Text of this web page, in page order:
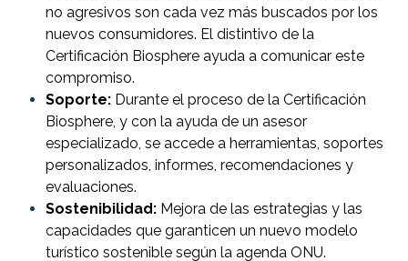
no agresivos son cada vez más buscados por los
nuevos consumidores. El distintivo de la
Certificación Biosphere ayuda a comunicar este
compromiso.
Soporte: Durante el proceso de la Certificación
Biosphere, y con la ayuda de un asesor
especializado, se accede a herramientas, soportes
personalizados, informes, recomendaciones y
evaluaciones.
Sostenibilidad: Mejora de las estrategias y las
capacidades que garanticen un nuevo modelo
turístico sostenible según la agenda ONU.